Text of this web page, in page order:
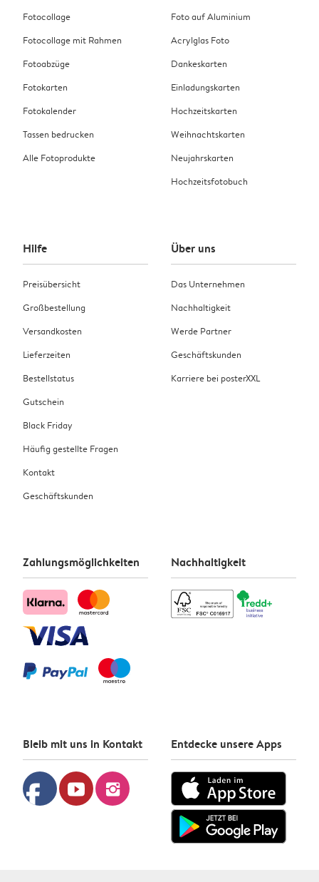
Fotocollage
Fotocollage mit Rahmen
Fotoabzüge
Fotokarten
Fotokalender
Tassen bedrucken
Alle Fotoprodukte
Foto auf Aluminium
Acrylglas Foto
Dankeskarten
Einladungskarten
Hochzeitskarten
Weihnachtskarten
Neujahrskarten
Hochzeitsfotobuch
Hilfe
Preisübersicht
Großbestellung
Versandkosten
Lieferzeiten
Bestellstatus
Gutschein
Black Friday
Häufig gestellte Fragen
Kontakt
Geschäftskunden
Über uns
Das Unternehmen
Nachhaltigkeit
Werde Partner
Geschäftskunden
Karriere bei posterXXL
Zahlungsmöglichkeiten Nachhaltigkeit
Bleib mit uns in Kontakt
facebook youtube instagram
Entdecke unsere Apps